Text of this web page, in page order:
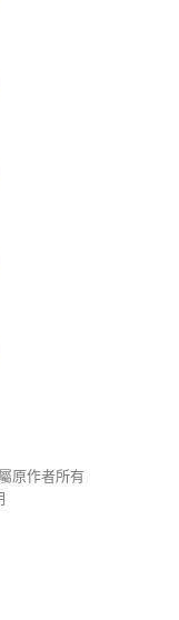
原作者所有